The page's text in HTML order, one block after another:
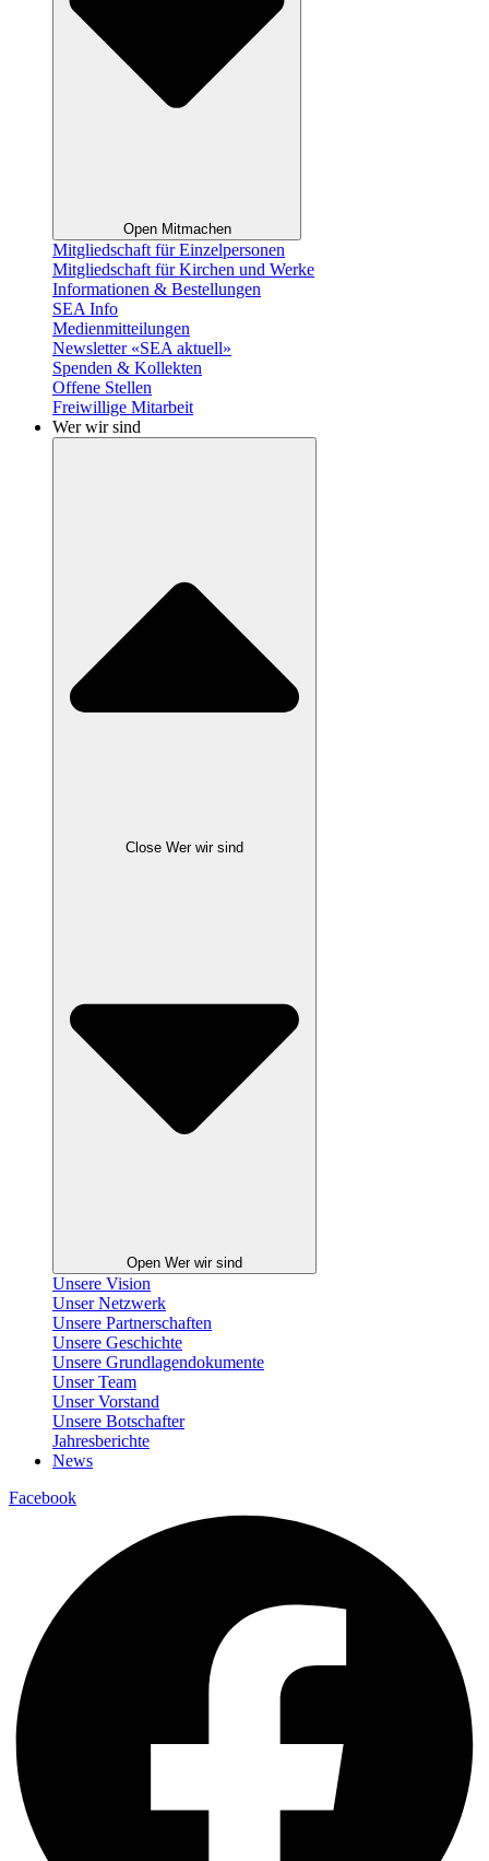
Open Mitmachen
Mitgliedschaft für Einzelpersonen
Mitgliedschaft für Kirchen und Werke
Informationen & Bestellungen
SEA Info
Medienmitteilungen
Newsletter «SEA aktuell»
Spenden & Kollekten
Offene Stellen
Freiwillige Mitarbeit
Wer wir sind
Close Wer wir sind
Open Wer wir sind
Unsere Vision
Unser Netzwerk
Unsere Partnerschaften
Unsere Geschichte
Unsere Grundlagendokumente
Unser Team
Unser Vorstand
Unsere Botschafter
Jahresberichte
News
Facebook